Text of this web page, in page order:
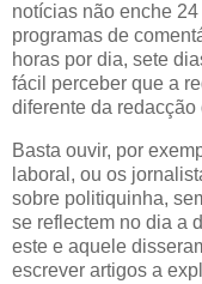
notícias não enche
programas de
horas por dia, sete
fácil perceber que a
diferente da redacção
Basta ouvir, por
laboral, ou os
sobre politiquinha,
se reflectem no dia a
este e aquele
escrever artigos a